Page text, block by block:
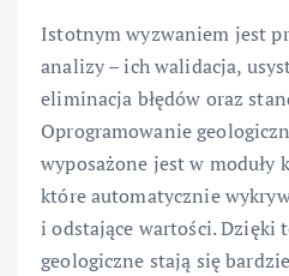
Istotnym wyzwaniem jest
analizy – ich walidacja,
eliminacja błędów oraz
Oprogramowanie
wyposażone jest w
które automatycznie
i odstające wartości. Dzięki
geologiczne stają się